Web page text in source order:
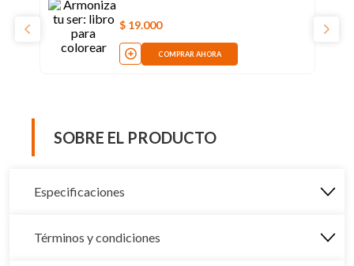
$ 19.000
COMPRAR AHORA
SOBRE EL PRODUCTO
Especificaciones
Términos y condiciones